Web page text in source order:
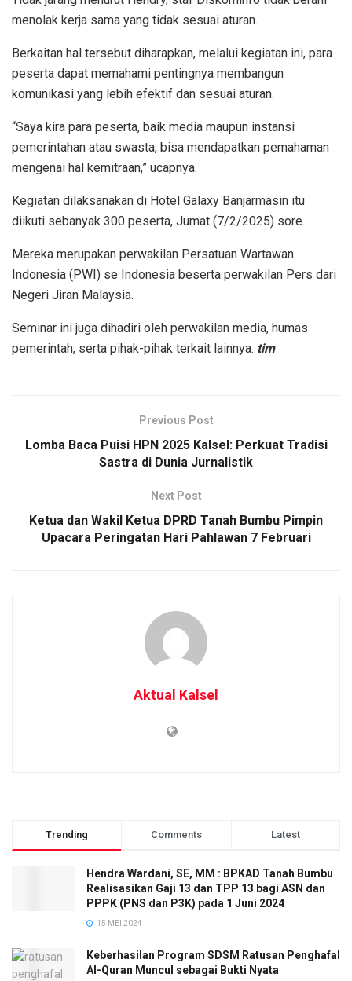
menolak kerja sama yang tidak sesuai aturan.
Berkaitan hal tersebut diharapkan, melalui kegiatan ini, para
peserta dapat memahami pentingnya membangun
komunikasi yang lebih efektif dan sesuai aturan.
“Saya kira para peserta, baik media maupun instansi
pemerintahan atau swasta, bisa mendapatkan pemahaman
mengenai hal kemitraan,” ucapnya.
Kegiatan dilaksanakan di Hotel Galaxy Banjarmasin itu
diikuti sebanyak 300 peserta, Jumat (7/2/2025) sore.
Mereka merupakan perwakilan Persatuan Wartawan
Indonesia (PWI) se Indonesia beserta perwakilan Pers dari
Negeri Jiran Malaysia.
Seminar ini juga dihadiri oleh perwakilan media, humas
pemerintah, serta pihak-pihak terkait lainnya. tim
Previous Post
Lomba Baca Puisi HPN 2025 Kalsel: Perkuat Tradisi
Sastra di Dunia Jurnalistik
Next Post
Ketua dan Wakil Ketua DPRD Tanah Bumbu Pimpin
Upacara Peringatan Hari Pahlawan 7 Februari
Aktual Kalsel
Trending Comments Latest
Hendra Wardani, SE, MM : BPKAD Tanah Bumbu
Realisasikan Gaji 13 dan TPP 13 bagi ASN dan
PPPK (PNS dan P3K) pada 1 Juni 2024
15 MEI 2024
Keberhasilan Program SDSM Ratusan Penghafal
Al-Quran Muncul sebagai Bukti Nyata